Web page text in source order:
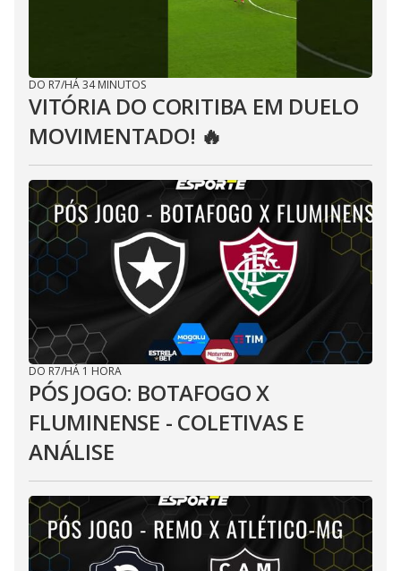
DO R7/HÁ 34 MINUTOS
VITÓRIA DO CORITIBA EM DUELO
MOVIMENTADO! 🔥
DO R7/HÁ 1 HORA
PÓS JOGO: BOTAFOGO X
FLUMINENSE - COLETIVAS E
ANÁLISE